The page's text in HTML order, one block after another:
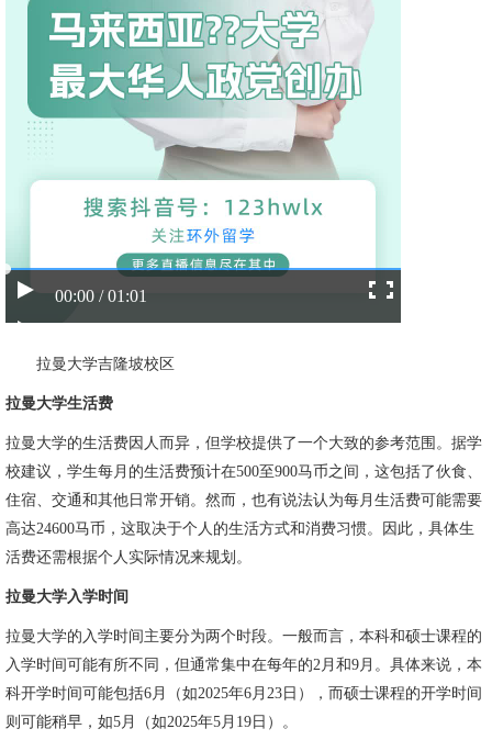
00:00 / 01:01
拉曼大学吉隆坡校区
拉曼大学生活费
拉曼大学的生活费因人而异，但学校提供了一个大致的参考范围。据学
校建议，学生每月的生活费预计在500至900马币之间，这包括了伙食、
住宿、交通和其他日常开销。然而，也有说法认为每月生活费可能需要
高达24600马币，这取决于个人的生活方式和消费习惯。因此，具体生
活费还需根据个人实际情况来规划。
拉曼大学入学时间
拉曼大学的入学时间主要分为两个时段。一般而言，本科和硕士课程的
入学时间可能有所不同，但通常集中在每年的2月和9月。具体来说，本
科开学时间可能包括6月（如2025年6月23日），而硕士课程的开学时间
则可能稍早，如5月（如2025年5月19日）。